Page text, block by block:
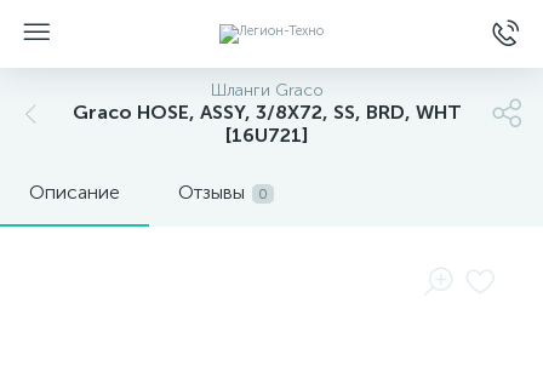
Шланги Graco
Graco HOSE, ASSY, 3/8X72, SS, BRD, WHT
[16U721]
Описание Отзывы 0